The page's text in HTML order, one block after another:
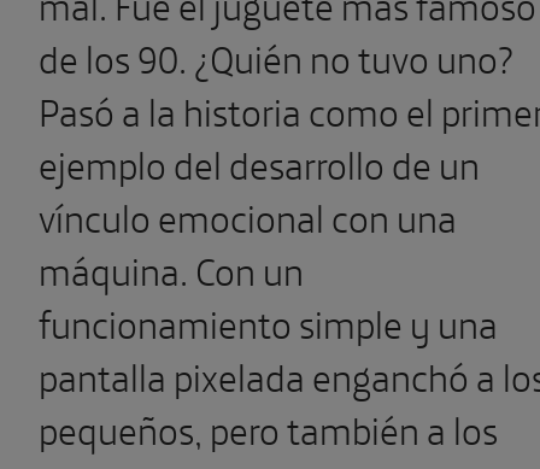
de los 90. ¿Quién no tuvo uno?
Pasó a la historia como el
ejemplo del desarrollo de un
vínculo emocional con una
máquina. Con un
funcionamiento simple y una
pantalla pixelada enganchó a
pequeños, pero también a los